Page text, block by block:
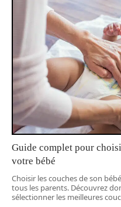
Guide complet pour
votre bébé
Choisir les couches de son
tous les parents. Découvrez
sélectionner les meilleures